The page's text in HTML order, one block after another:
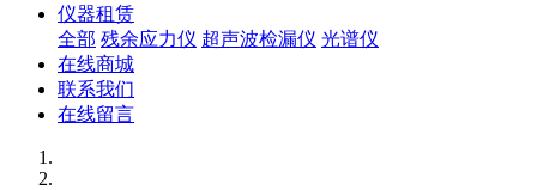
仪器租赁
全部 残余应力仪 超声波检漏仪 光谱仪
在线商城
联系我们
在线留言